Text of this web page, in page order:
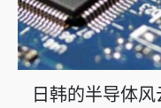
日韩的半导体